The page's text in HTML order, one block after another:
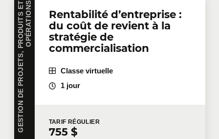
G
E
S
T
I
O
N
D
E
P
R
O
J
E
T
S
,
P
R
O
D
U
I
T
S
E
T
O
P
É
R
A
T
I
O
NS
Rentabilité d’entreprise :
du coût de revient à la
stratégie de
commercialisation
Classe virtuelle
1 jour
TARIF RÉGULIER
755 $